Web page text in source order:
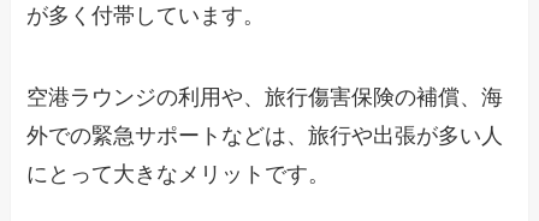
が多く付帯しています。
空港ラウンジの利用や、旅行傷害保険の補償、海
外での緊急サポートなどは、旅行や出張が多い人
にとって大きなメリットです。